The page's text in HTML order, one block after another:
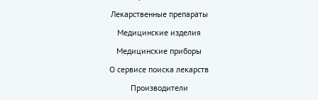
Лекарственные препараты
Медицинские изделия
Медицинские приборы
О сервисе поиска лекарств
Производители